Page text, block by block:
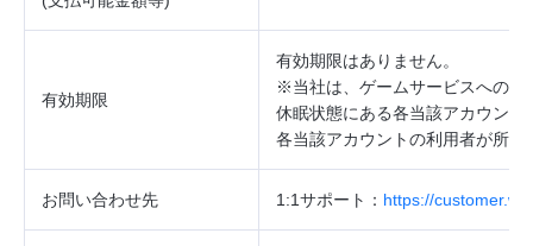
有効期限
有効期限はありません。
※当社は、ゲームサービスへのロ
休眠状態にある各当該アカウン
各当該アカウントの利用者が所
お問い合わせ先 1:1サポート： https://